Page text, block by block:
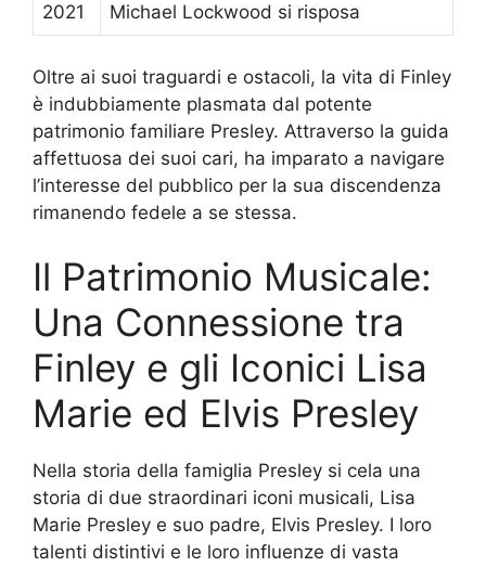
2021 Michael Lockwood si risposa
Oltre ai suoi traguardi e ostacoli, la vita di Finley
è indubbiamente plasmata dal potente
patrimonio familiare Presley. Attraverso la guida
affettuosa dei suoi cari, ha imparato a navigare
l’interesse del pubblico per la sua discendenza
rimanendo fedele a se stessa.
Il Patrimonio Musicale:
Una Connessione tra
Finley e gli Iconici Lisa
Marie ed Elvis Presley
Nella storia della famiglia Presley si cela una
storia di due straordinari iconi musicali, Lisa
Marie Presley e suo padre, Elvis Presley. I loro
talenti distintivi e le loro influenze di vasta